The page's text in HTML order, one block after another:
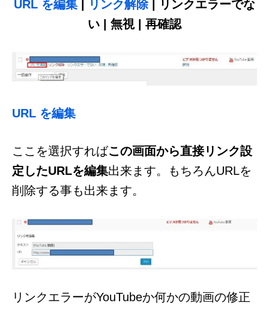
URL を編集 リンク解除| リンクエラーでな
い | 無視| 再確認
URL を編集
ここを選択すればこの画面から直接リンク設
定したURLを編集出来ます。もちろんURLを
削除する事も出来ます。
リンクエラーがYouTubeか何かの動画の修正